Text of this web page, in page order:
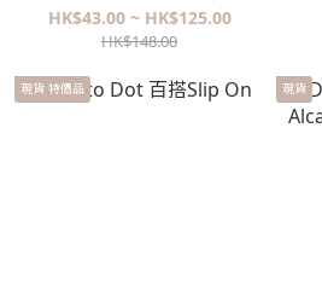
HK$43.00 ~ HK$125.00
HK$148.00
現貨 特價品 現貨